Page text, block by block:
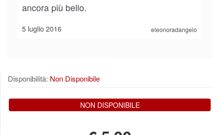
5 luglio 2016 eleonoradangelo
ancora più bello.
Disponibilità: Non Disponibile
NON DISPONIBILE